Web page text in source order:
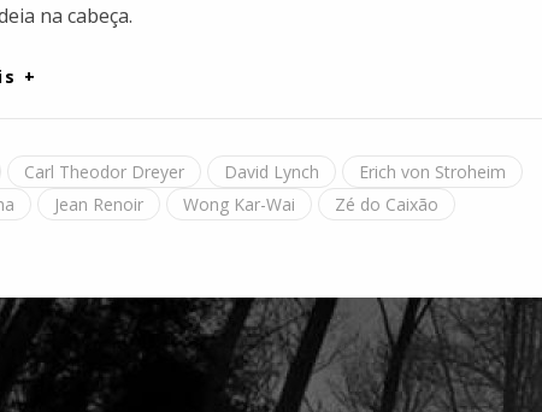
na cabeça.
+
Carl Theodor Dreyer David Lynch
Erich von Stroheim
Jean Renoir Wong Kar-Wai
Zé do Caixão